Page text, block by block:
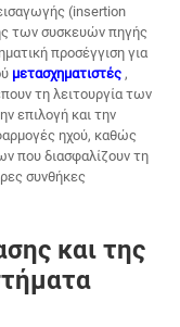
(insertion
των συσκευών πηγής
προσέγγιση για
μετασχηματιστές ,
τη λειτουργία των
επιλογή και την
ηχού, καθώς
που διασφαλίζουν τη
συνθήκες
και της